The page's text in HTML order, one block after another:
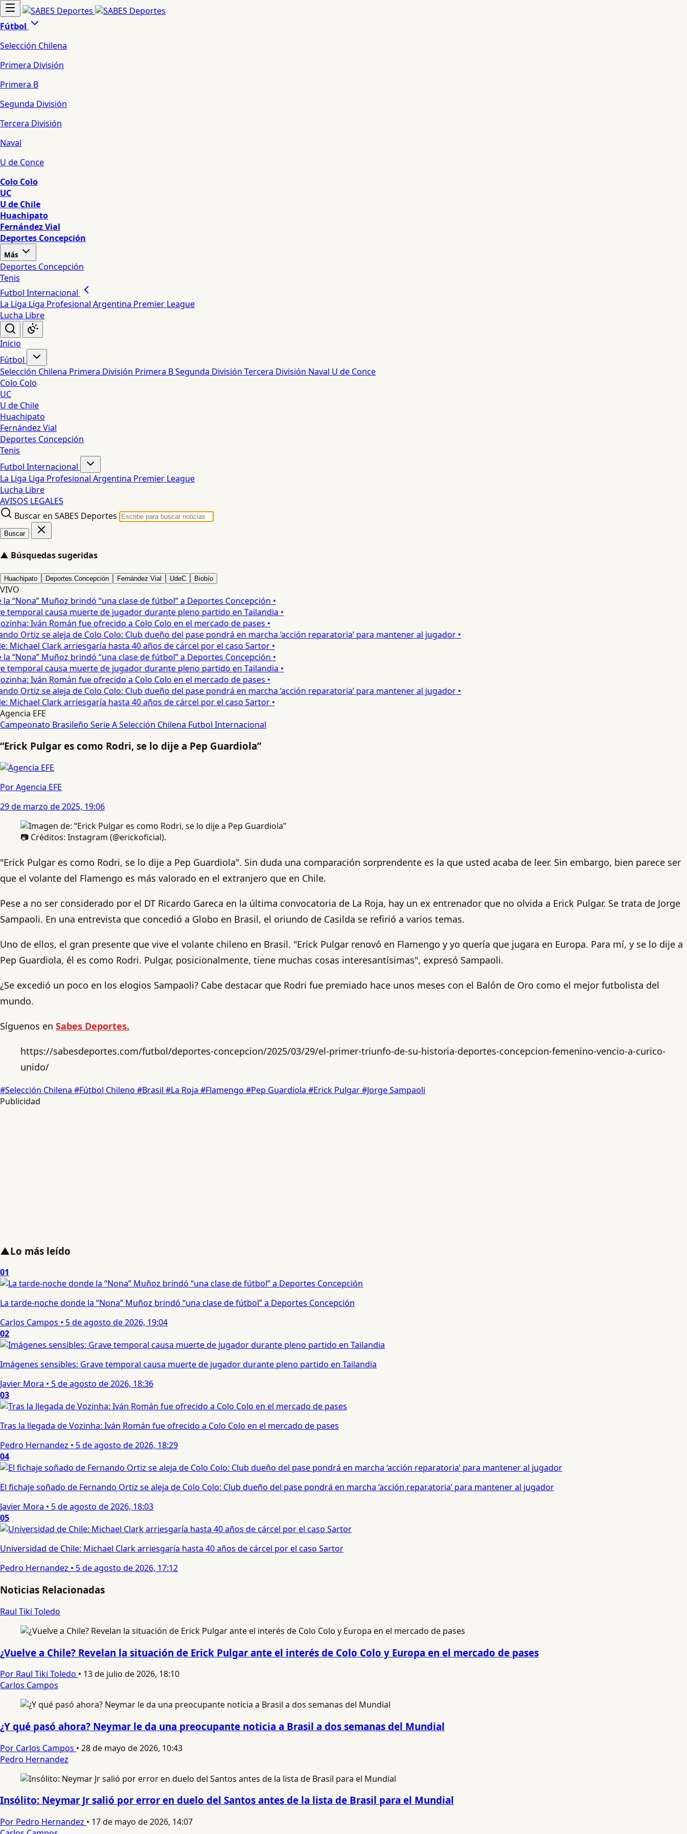
Fútbol
Selección Chilena
Primera División
Primera B
Segunda División
Tercera División
Naval
U de Conce
Colo Colo
UC
U de Chile
Huachipato
Fernández Vial
Deportes Concepción
Más
Deportes Concepción
Tenis
Futbol Internacional
La Liga Liga Profesional Argentina Premier League
Lucha Libre
Inicio
Fútbol
Selección Chilena Primera División Primera BSegunda División Tercera División Naval U de Conce
Colo Colo
UC
U de Chile
Huachipato
Fernández Vial
Deportes Concepción
Tenis
Futbol Internacional
La Liga Liga Profesional Argentina Premier League
Lucha Libre
AVISOS LEGALES
Buscar en SABES Deportes
Buscar
▲ Búsquedas sugeridas
Huachipato Deportes Concepción Fernández Vial UdeC Biobío
VIVO
Muñoz brindó “una clase de fútbol” a Deportes Concepción •
causa muerte de jugador durante pleno partido en Tailandia •
Iván Román fue ofrecido a Colo Colo en el mercado de pases •
Ortiz se aleja de Colo Colo: Club dueño del pase pondrá en marcha ‘acción reparatoria’ para mantener al jugador •
Clark arriesgaría hasta 40 años de cárcel por el caso Sartor •
Muñoz brindó “una clase de fútbol” a Deportes Concepción •
causa muerte de jugador durante pleno partido en Tailandia •
Iván Román fue ofrecido a Colo Colo en el mercado de pases •
Ortiz se aleja de Colo Colo: Club dueño del pase pondrá en marcha ‘acción reparatoria’ para mantener al jugador •
Clark arriesgaría hasta 40 años de cárcel por el caso Sartor •
Agencia EFE
Campeonato Brasileño Serie ASelección Chilena Futbol Internacional
“Erick Pulgar es como Rodri, se lo dije a Pep Guardiola”
Por Agencia EFE
29 de marzo de 2025, 19:06
📷 Créditos: Instagram (@erickoficial).
"Erick Pulgar es como Rodri, se lo dije a Pep Guardiola". Sin duda una comparación sorprendente es la que usted acaba de leer. Sin embargo, bien parece ser
que el volante del Flamengo es más valorado en el extranjero que en Chile.
Pese a no ser considerado por el DT Ricardo Gareca en la última convocatoria de La Roja, hay un ex entrenador que no olvida a Erick Pulgar. Se trata de Jorge
Sampaoli. En una entrevista que concedió a Globo en Brasil, el oriundo de Casilda se refirió a varios temas.
Uno de ellos, el gran presente que vive el volante chileno en Brasil. "Erick Pulgar renovó en Flamengo y yo quería que jugara en Europa. Para mí, y se lo dije a
Pep Guardiola, él es como Rodri. Pulgar, posicionalmente, tiene muchas cosas interesantísimas", expresó Sampaoli.
¿Se excedió un poco en los elogios Sampaoli? Cabe destacar que Rodri fue premiado hace unos meses con el Balón de Oro como el mejor futbolista del
mundo.
Síguenos en Sabes Deportes.
https://sabesdeportes.com/futbol/deportes-concepcion/2025/03/29/el-primer-triunfo-de-su-historia-deportes-concepcion-femenino-vencio-a-curico-
unido/
#Selección Chilena #Fútbol Chileno #Brasil #La Roja #Flamengo #Pep Guardiola #Erick Pulgar#Jorge Sampaoli
Publicidad
▲Lo más leído
01
La tarde-noche donde la “Nona” Muñoz brindó “una clase de fútbol” a Deportes Concepción
Carlos Campos • 5 de agosto de 2026, 19:04
02
Imágenes sensibles: Grave temporal causa muerte de jugador durante pleno partido en Tailandia
Javier Mora • 5 de agosto de 2026, 18:36
03
Tras la llegada de Vozinha: Iván Román fue ofrecido a Colo Colo en el mercado de pases
Pedro Hernandez • 5 de agosto de 2026, 18:29
04
El fichaje soñado de Fernando Ortiz se aleja de Colo Colo: Club dueño del pase pondrá en marcha ‘acción reparatoria’ para mantener al jugador
Javier Mora • 5 de agosto de 2026, 18:03
05
Universidad de Chile: Michael Clark arriesgaría hasta 40 años de cárcel por el caso Sartor
Pedro Hernandez • 5 de agosto de 2026, 17:12
Noticias Relacionadas
Raul Tiki Toledo
¿Vuelve a Chile? Revelan la situación de Erick Pulgar ante el interés de Colo Colo y Europa en el mercado de pases
Por Raul Tiki Toledo • 13 de julio de 2026, 18:10
Carlos Campos
¿Y qué pasó ahora? Neymar le da una preocupante noticia a Brasil a dos semanas del Mundial
Por Carlos Campos • 28 de mayo de 2026, 10:43
Pedro Hernandez
Insólito: Neymar Jr salió por error en duelo del Santos antes de la lista de Brasil para el Mundial
Por Pedro Hernandez • 17 de mayo de 2026, 14:07